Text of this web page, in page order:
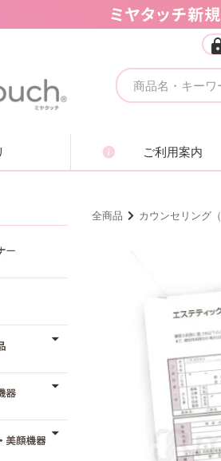
ステ消耗品・備品
ェイシャル機器・美顔機器
ご利用案内
全商品 カウンセリング